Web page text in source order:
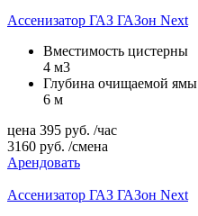
Ассенизатор ГАЗ ГАЗон Next
Вместимость цистерны
4 м3
Глубина очищаемой ямы
6 м
цена 395 руб. /час
3160 руб. /смена
Арендовать
Ассенизатор ГАЗ ГАЗон Next